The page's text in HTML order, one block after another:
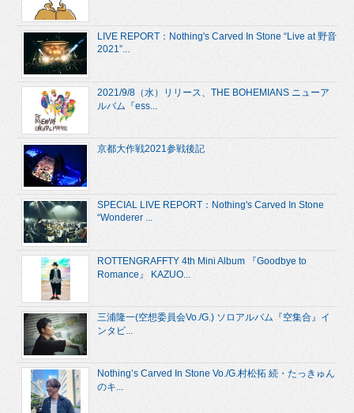
LIVE REPORT：Nothing's Carved In Stone “Live at 野音
2021”...
2021/9/8（水）リリース、THE BOHEMIANS ニューア
ルバム『ess...
京都大作戦2021参戦後記
SPECIAL LIVE REPORT：Nothing's Carved In Stone
“Wonderer ...
ROTTENGRAFFTY 4th Mini Album 『Goodbye to
Romance』 KAZUO...
三浦隆一(空想委員会Vo./G.) ソロアルバム『空集合』イ
ンタビ...
Nothing’s Carved In Stone Vo./G.村松拓 続・たっきゅん
のキ...